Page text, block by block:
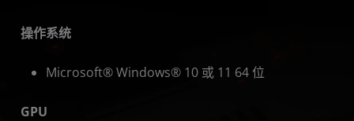
操作系统
Microsoft® Windows® 10 或 11 64 位
GPU